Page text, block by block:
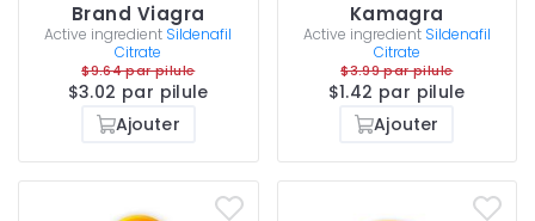
Brand Viagra
Active ingredient Sildenafil
Citrate
$9.64 par pilule
$3.02 par pilule
Ajouter
Kamagra
Active ingredient Sildenafil
Citrate
$3.99 par pilule
$1.42 par pilule
Ajouter